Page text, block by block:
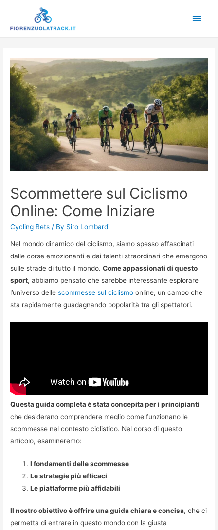
Main
Scommettere sul Ciclismo
Online: Come Iniziare
Cycling Bets / By Siro Lombardi
Nel mondo dinamico del ciclismo, siamo spesso affascinati
dalle corse emozionanti e dai talenti straordinari che emergono
sulle strade di tutto il mondo.Come appassionati di questo
sport, abbiamo pensato che sarebbe interessante esplorare
l’universo dellescommesse sul ciclismo online, un campo che
sta rapidamente guadagnando popolarità tra gli spettatori.
Questa guida completa è stata concepita per i principianti
che desiderano comprendere meglio come funzionano le
scommesse nel contesto ciclistico. Nel corso di questo
articolo, esamineremo:
I fondamenti delle scommesse
Le strategie più efficaci
Le piattaforme più affidabili
Il nostro obiettivo è offrire una guida chiara e concisa, che ci
permetta di entrare in questo mondo con la giusta